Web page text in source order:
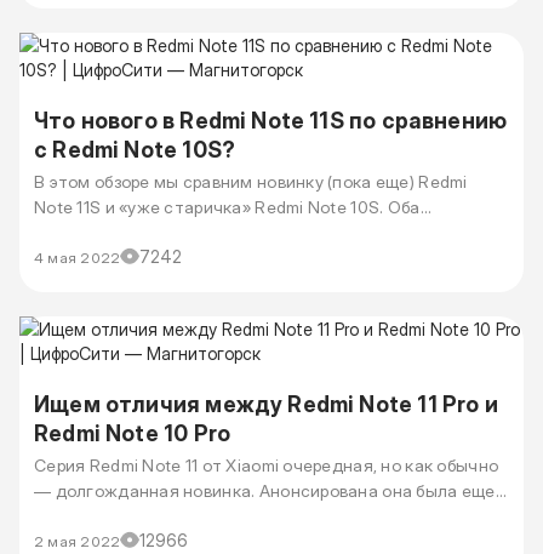
Что нового в Redmi Note 11S по сравнению
с Redmi Note 10S?
В этом обзоре мы сравним новинку (пока еще) Redmi
Note 11S и «уже старичка» Redmi Note 10S. Оба
выбирать можно не только опираясь на обзор, но и на
4 мая 2022 7242
Ищем отличия между Redmi Note 11 Pro и
Redmi Note 10 Pro
Серия Redmi Note 11 от Xiaomi очередная, но как обычно
— долгожданная новинка. Анонсирована она была еще в
Pro. Последнему и будет посвящен этот обзор. А для
2 мая 2022 12966